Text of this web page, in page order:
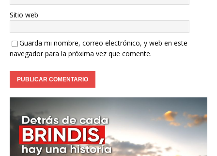
Sitio web
Guarda mi nombre, correo electrónico, y web en este
navegador para la próxima vez que comente.